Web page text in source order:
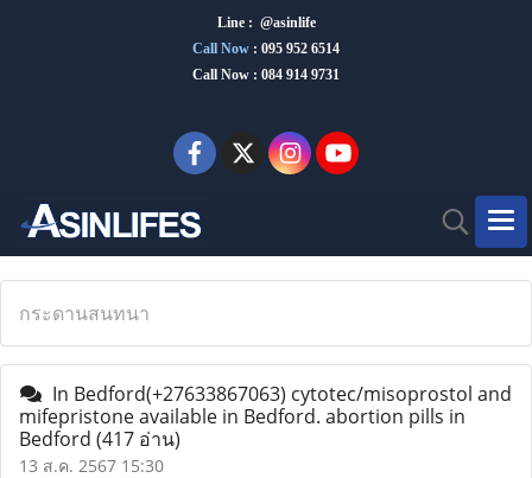
Line : @asinlife
Call Now : 095 952 6514
Call Now : 084 914 9731
กระดานสนทนา
In Bedford(+27633867063) cytotec/misoprostol and
mifepristone available in Bedford. abortion pills in
Bedford (417 อ่าน)
13 ส.ค. 2567 15:30